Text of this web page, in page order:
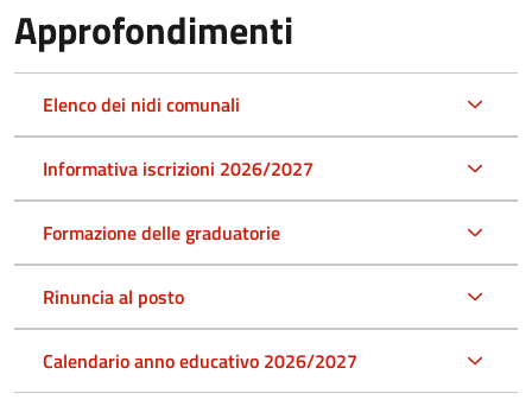
Approfondimenti
Elenco dei nidi comunali
Informativa iscrizioni 2026/2027
Formazione delle graduatorie
Rinuncia al posto
Calendario anno educativo 2026/2027